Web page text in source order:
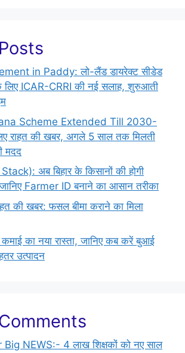
in Paddy: लो-लैंड डायरेक्ट सीडेड
लिए ICAR-CRRI की नई सलाह, शुरुआती
Scheme Extended Till 2030-
राहत की खबर, अगले 5 साल तक मिलती
मदद
अब बिहार के किसानों की होगी
Farmer ID बनाने का आसान तरीका
की खबर: फसल बीमा कराने का मिला
का नया रास्ता, जानिए कब करें बुआई
उत्पादन
NEWS:- 4 लाख शिक्षकों को नए साल